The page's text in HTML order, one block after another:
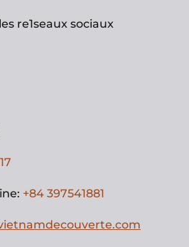
+84 397541881
re1seaux sociaux